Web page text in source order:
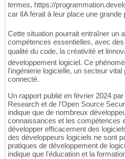
termes, https://
car lIA ferait à leur place une grande
Cette situation pourrait entraîner un
compétences essentielles, avec
qualité du code, la créativité et
développement logiciel. Ce
l'ingénierie logicielle, un secteur
connecté.
Un rapport publié en février 2024
Research et de l'Open Source
indique que de nombreux
connaissances et les compétences
développer efficacement des
des développeurs logiciels ne sont
pratiques de développement de
indique que l'éducation et la